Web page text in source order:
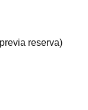
reserva)